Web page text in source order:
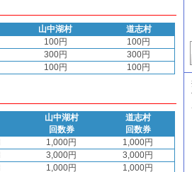
山中湖村
道志村
100円
100円
300円
300円
100円 100円
山中湖村
回数券
道志村
回数券
1,000円
1,000円
3,000円
3,000円
1,000円 1,000円